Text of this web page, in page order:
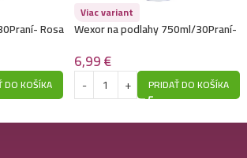
Rosa
DO KOŠÍKA
Viac variant
Wexor na podlahy 750ml/30Praní-
Mediterraneo
6,99€
PRIDAŤ DO KOŠÍKA